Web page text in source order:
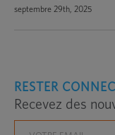
septembre 29th, 2025
RESTER
Recevez des